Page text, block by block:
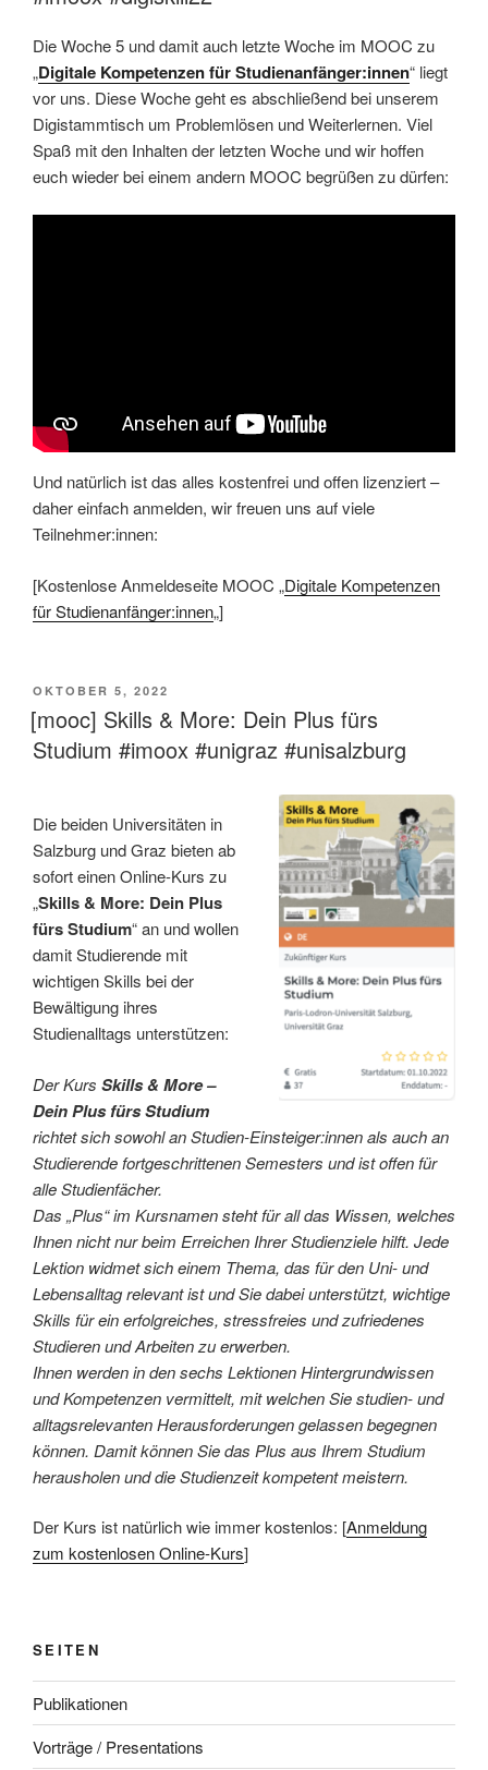
Die Woche 5 und damit auch letzte Woche im MOOC zu
„Digitale Kompetenzen für Studienanfänger:innen“ liegt
vor uns. Diese Woche geht es abschließend bei unserem
Digistammtisch um Problemlösen und Weiterlernen. Viel
Spaß mit den Inhalten der letzten Woche und wir hoffen
euch wieder bei einem andern MOOC begrüßen zu dürfen:
Und natürlich ist das alles kostenfrei und offen lizenziert –
daher einfach anmelden, wir freuen uns auf viele
Teilnehmer:innen:
[Kostenlose Anmeldeseite MOOC „Digitale Kompetenzen
für Studienanfänger:innen„]
VERÖFFENTLICHT
AM
OKTOBER 5, 2022
[mooc] Skills & More: Dein Plus fürs
Studium #imoox #unigraz #unisalzburg
Die beiden Universitäten in
Salzburg und Graz bieten ab
sofort einen Online-Kurs zu
„Skills & More: Dein Plus
fürs Studium“ an und wollen
damit Studierende mit
wichtigen Skills bei der
Bewältigung ihres
Studienalltags unterstützen:
Der Kurs Skills & More –
Dein Plus fürs Studium
richtet sich sowohl an Studien-Einsteiger:innen als auch an
Studierende fortgeschrittenen Semesters und ist offen für
alle Studienfächer.
Das „Plus“ im Kursnamen steht für all das Wissen, welches
Ihnen nicht nur beim Erreichen Ihrer Studienziele hilft. Jede
Lektion widmet sich einem Thema, das für den Uni- und
Lebensalltag relevant ist und Sie dabei unterstützt, wichtige
Skills für ein erfolgreiches, stressfreies und zufriedenes
Studieren und Arbeiten zu erwerben.
Ihnen werden in den sechs Lektionen Hintergrundwissen
und Kompetenzen vermittelt, mit welchen Sie studien- und
alltagsrelevanten Herausforderungen gelassen begegnen
können. Damit können Sie das Plus aus Ihrem Studium
herausholen und die Studienzeit kompetent meistern.
Der Kurs ist natürlich wie immer kostenlos: [Anmeldung
zum kostenlosen Online-Kurs]
SEITEN
Publikationen
Vorträge / Presentations